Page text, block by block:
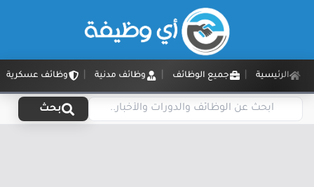
الرئيسية جميع الوظائف وظائف مدنية وظائف عسكرية
بحث